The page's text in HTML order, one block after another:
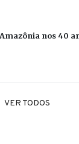
nos 40
VER TODOS